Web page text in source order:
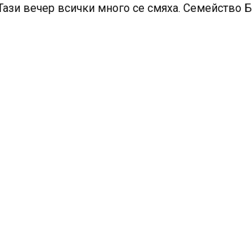
вечер всички много се смяха. Семейство Б